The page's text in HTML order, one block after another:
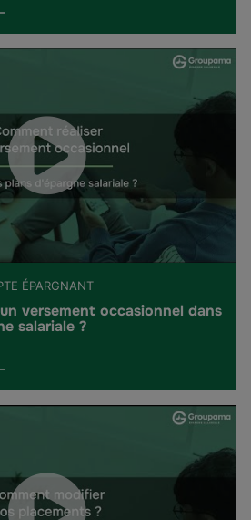
ÉPARGNANT
versement occasionnel dans
salariale ?